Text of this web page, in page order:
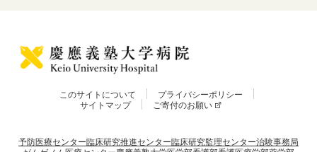
このサイトについて
プライバシーポリシー
サイトマップ
ご寄付のお願い
予防医療センター臨床研究推進センター臨床研究監理センター治験事務局